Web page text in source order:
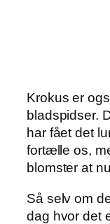
Krokus er
bladspidser.
har fået det
fortælle os,
blomster at
Så selv om
dag hvor det